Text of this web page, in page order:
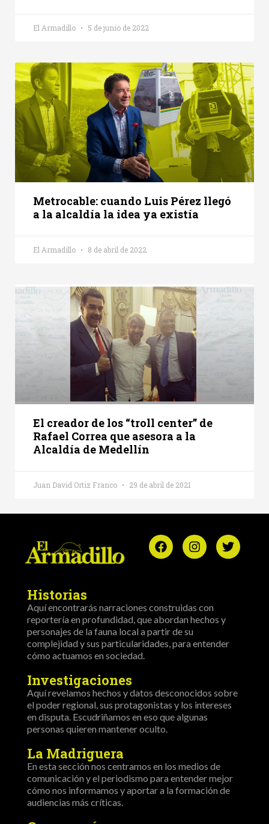
El Armadillo 5 de junio de 2022
Metrocable: cuando Luis Pérez llegó
a la alcaldía la idea ya existía
El Armadillo 8 de abril de 2022
El creador de los “troll center” de
Rafael Correa que asesora a la
Alcaldía de Medellín
Juan David Ortiz Franco 29 de abril de 2021
Historias
Aquí encontrarás narraciones construidas con
reportería en profundidad, que abordan hechos y
personajes de la fauna local a partir de su
complejidad y sus particularidades, para entender
cómo actuamos en sociedad.
Investigaciones
Aquí revelamos hechos y datos desconocidos sobre
el poder regional, sus protagonistas y los intereses
en disputa. Escudriñamos en eso que algunas
personas quieren mantener oculto.
La Madriguera
En esta sección nos centramos en los medios de
comunicación y el periodismo para entender mejor
cómo nos informamos y aportar a la formación de
audiencias más críticas.